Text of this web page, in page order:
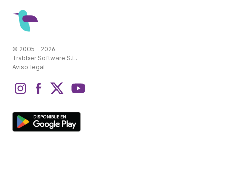
© 2005 - 2026
Trabber Software S.L.
Aviso legal